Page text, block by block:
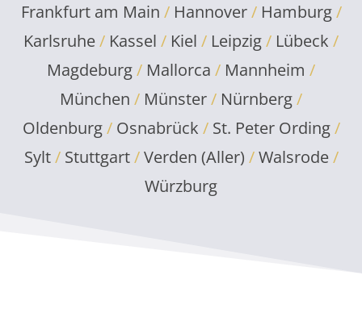
Frankfurt am Main / Hannover / Hamburg /
Karlsruhe/ Kassel / Kiel / Leipzig/ Lübeck /
Magdeburg/ Mallorca / Mannheim /
München / Münster/ Nürnberg/
Oldenburg / Osnabrück / St. Peter Ording /
Sylt / Stuttgart /Verden (Aller) /Walsrode /
Würzburg